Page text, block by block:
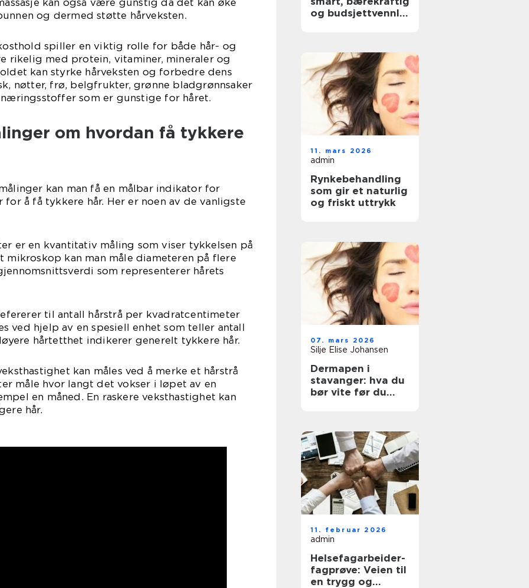
og dermed støtte hårveksten.
spiller en viktig rolle for både hår- og
rikelig med protein, vitaminer, mineraler og
kan styrke hårveksten og forbedre dens
nøtter, frø, belgfrukter, grønne bladgrønnsaker
som er gunstige for håret.
om hvordan få tykkere
kan man få en målbar indikator for
å få tykkere hår. Her er noen av de vanligste
er en kvantitativ måling som viser tykkelsen på
mikroskop kan man måle diameteren på flere
som representerer hårets
til antall hårstrå per kvadratcentimeter
ved hjelp av en spesiell enhet som teller antall
hårtetthet indikerer generelt tykkere hår.
kan måles ved å merke et hårstrå
måle hvor langt det vokser i løpet av en
en måned. En raskere veksthastighet kan
hår.
og budsjettvennlig
11. mars 2026
admin
Rynkebehandling
som gir et naturlig
og friskt uttrykk
07. mars 2026
Silje Elise Johansen
Dermapen i
stavanger: hva du
bør vite før du
11. februar 2026
admin
Helsefagarbeider-
fagprøve: Veien til
en trygg og